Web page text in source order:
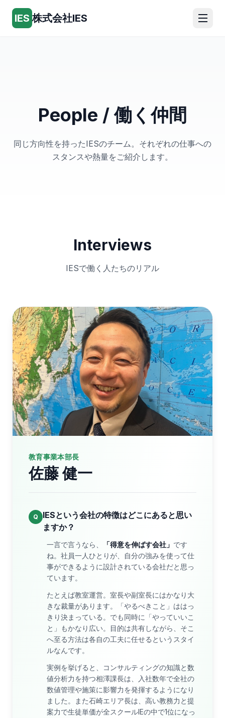
IES 株式会社IES
People / 働く仲間
同じ方向性を持ったIESのチーム。それぞれの仕事への
スタンスや熱量をご紹介します。
Interviews
IESで働く人たちのリアル
教育事業本部長
佐藤 健一
Q
IESという会社の特徴はどこにあると思い
ますか？
一言で言うなら、 「得意を伸ばす会社」 です
ね。社員一人ひとりが、自分の強みを使って仕
事ができるように設計されている会社だと思っ
ています。
たとえば教室運営。室長や副室長にはかなり大
きな裁量があります。「やるべきこと」ははっ
きり決まっている。でも同時に「やっていいこ
と」もかなり広い。目的は共有しながら、そこ
へ至る方法は各自の工夫に任せるというスタイ
ルなんです。
実例を挙げると、コンサルティングの知識と数
値分析力を持つ相澤課長は、入社数年で全社の
数値管理や施策に影響力を発揮するようになり
ました。また石崎エリア長は、高い教務力と提
案力で生徒単価が全スクールIEの中で1位になっ